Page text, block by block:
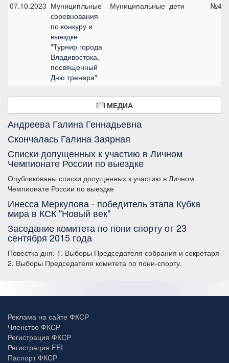
07.10.2023 Муниципльные
соревнования
по конкуру и
выездке
"Турнир города
Владивостока,
посвященный
Дню тренера"
Муниципальные дети №4,
МЕДИА
Андреева Галина Геннадьевна
Скончалась Галина Заярная
Списки допущенных к участию в Личном
Чемпионате России по выездке
Опубликованы списки допущенных к участию в Личном
Чемпионате России по выездке
Инесса Меркулова - победитель этапа Кубка
мира в КСК "Новый век"
Заседание комитета по пони спорту от 23
сентября 2015 года
Повестка дня: 1. Выборы Председателя собрания и секретаря
2. Выборы Председателя комитета по пони-спорту.
Реклама на сайте ФКСР
Членство ФКСР
Регистрация ФКСР
Регистрация FEI
Паспорт ФКСР